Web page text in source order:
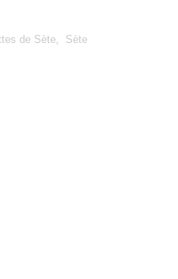
de Sète, Sète